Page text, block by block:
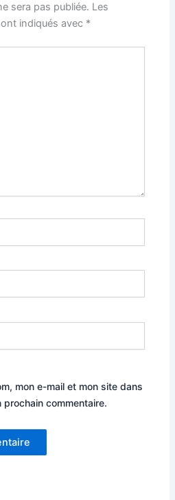
sera pas publiée. Les
indiqués avec *
mon e-mail et mon site dans
commentaire.